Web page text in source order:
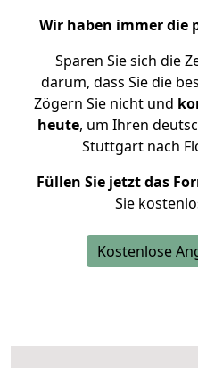
Wir haben immer die
Sparen Sie sich die
darum, dass Sie die
Zögern Sie nicht und
heute, um Ihren
Stuttgart nach
Füllen Sie jetzt das
Sie
Kostenlose